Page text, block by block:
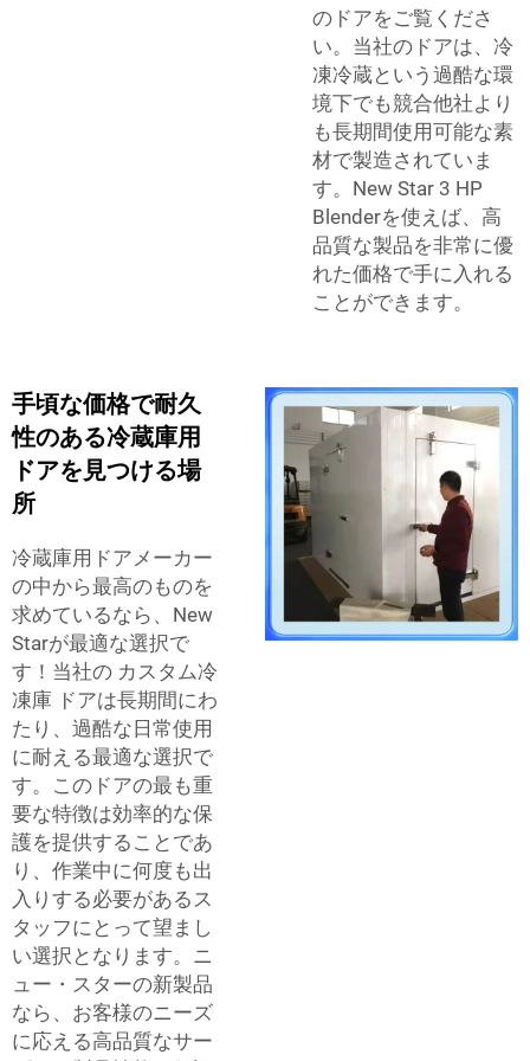
のドアをご覧くださ
い。当社のドアは、冷
凍冷蔵という過酷な環
境下でも競合他社より
も長期間使用可能な素
材で製造されていま
す。New Star 3 HP
Blenderを使えば、高
品質な製品を非常に優
れた価格で手に入れる
ことができます。
手頃な価格で耐久
性のある冷蔵庫用
ドアを見つける場
所
冷蔵庫用ドアメーカー
の中から最高のものを
求めているなら、New
Starが最適な選択で
す！当社の カスタム冷
凍庫 ドアは長期間にわ
たり、過酷な日常使用
に耐える最適な選択で
す。このドアの最も重
要な特徴は効率的な保
護を提供することであ
り、作業中に何度も出
入りする必要があるス
タッフにとって望まし
い選択となります。ニ
ュー・スターの新製品
なら、お客様のニーズ
に応える高品質なサー